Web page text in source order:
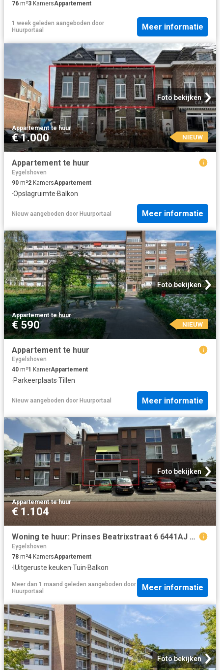
76 m²3 KamersAppartement
1 week geleden aangeboden door
Huurportaal
Meer informatie
Foto bekijken
Appartement·te huur
€ 1.000 NIEUW
Appartement te huur
Eygelshoven
90 m²2 KamersAppartement
·Opslagruimte·Balkon
Nieuw aangeboden door Huurportaal Meer informatie
Foto bekijken
Appartement·te huur
€ 590 NIEUW
Appartement te huur
Eygelshoven
40 m²1 KamerAppartement
·Parkeerplaats·Tillen
Nieuw aangeboden door Huurportaal Meer informatie
Foto bekijken
Appartement·te huur
€ 1.104
Woning te huur: Prinses Beatrixstraat 6 6441AJ Brunssum
Eygelshoven
78 m²4 KamersAppartement
· IUitgeruste keuken·Tuin·Balkon
Meer dan 1 maand geleden aangeboden door
Huurportaal
Meer informatie
Foto bekijken